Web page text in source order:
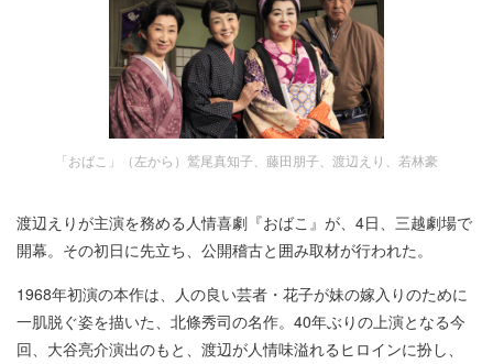
「おばこ」（左から）鷲尾真知子、藤田朋子、渡辺えり、若林豪
渡辺えりが主演を務める人情喜劇『おばこ』が、4日、三越劇場で
開幕。その初日に先立ち、公開稽古と囲み取材が行われた。
1968年初演の本作は、人の良い芸者・花子が妹の嫁入りのために
一肌脱ぐ姿を描いた、北條秀司の名作。40年ぶりの上演となる今
回、大谷亮介演出のもと、渡辺が人情味溢れるヒロインに扮し、